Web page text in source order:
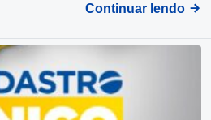
Continuar lendo